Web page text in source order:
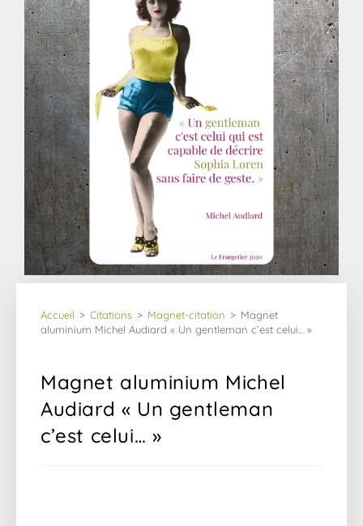
Accueil > Citations > Magnet-citation > Magnet
aluminium Michel Audiard « Un gentleman c’est celui… »
Magnet aluminium Michel
Audiard « Un gentleman
c’est celui… »